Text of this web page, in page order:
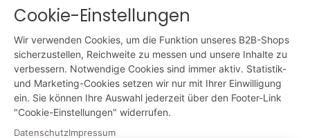
Öffnungszeiten
Wir sind persönlich, für Sie da:
Mo - Do: 09:00 - 16:00 Uhr
Fr: 09:00 - 15:00 Uhr
Sa + So: geschlossen
Online bestellen: 24/7
Cookie-Einstellungen
Wir verwenden Cookies, um die Funktion unseres B2B-Shops
sicherzustellen, Reichweite zu messen und unsere Inhalte zu
verbessern. Notwendige Cookies sind immer aktiv. Statistik-
und Marketing-Cookies setzen wir nur mit Ihrer Einwilligung
ein. Sie können Ihre Auswahl jederzeit über den Footer-Link
"Cookie-Einstellungen" widerrufen.
DatenschutzImpressum